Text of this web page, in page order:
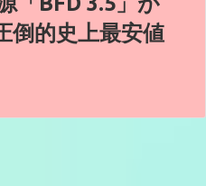
倒的史上最安値